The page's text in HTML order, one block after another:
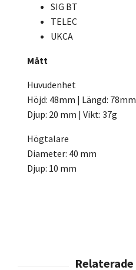
SIG BT
TELEC
UKCA
Mått
Huvudenhet
Höjd: 48mm | Längd: 78mm
Djup: 20 mm | Vikt: 37g
Högtalare
Diameter: 40 mm
Djup: 10 mm